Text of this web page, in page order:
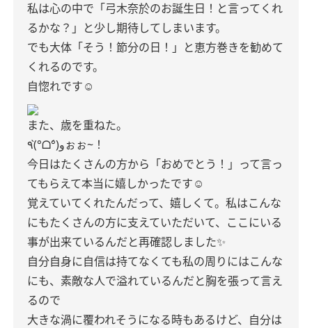
私は心の中で 「弓木奈於のお誕生日！と言ってくれ
るかな？」と少し期待してしまいます。
でも大体 「そう！節分の日！」 と恵方巻きを勧めて
くれるのです。
自惚れです☺️
また、歳を重ねた。
٩(°̀ᗝ°́)وぉぉ~！
今日はたくさんの方から「おめでとう！」って言っ
てもらえて本当に嬉しかったです☺️
覚えていてくれたんだって、嬉しくて。 私はこんな
にもたくさんの方に支えていただいて、ここにいる
事が出来ているんだと再確認しました✨
自分自身に自信は持てなくても私の周りにはこんな
にも、素敵な人で溢れているんだと胸を張って言え
るので
大きな渦に覆われそうになる時もあるけど、自分は